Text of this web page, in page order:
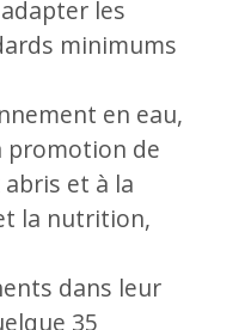
les
minimums
en eau,
promotion de
abris et à la
la nutrition,
dans leur
35